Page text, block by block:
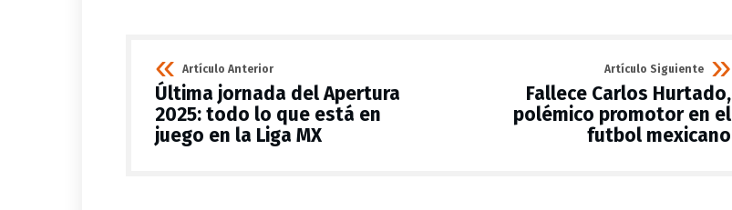
Artículo Anterior
Última jornada del Apertura
2025: todo lo que está en
juego en la Liga MX
Artículo Siguiente
Fallece Carlos Hurtado,
polémico promotor en el
futbol mexicano